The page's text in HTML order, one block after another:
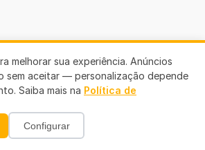
melhorar sua experiência. Anúncios
sem aceitar — personalização depende
Saiba mais na Política de
Configurar